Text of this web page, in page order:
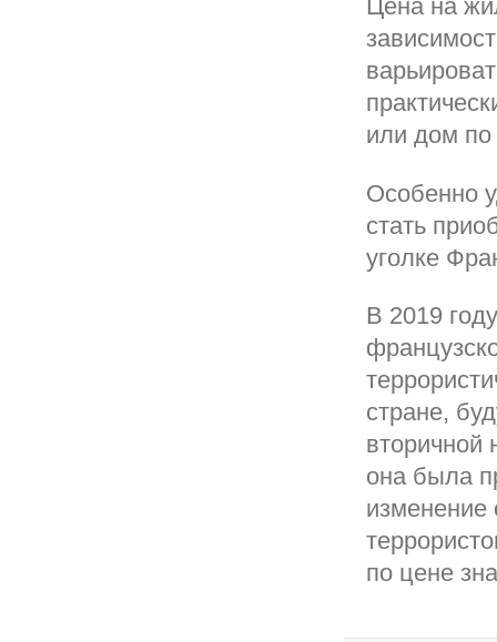
Цена на
или дом по
Особенно
стать
уголке
В 2019
стране,
вторичной
она была
изменение
по цене